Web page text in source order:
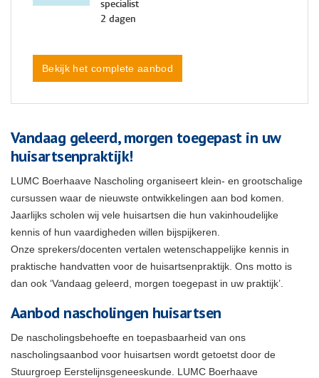
specialist
2 dagen
Bekijk het complete aanbod
Vandaag geleerd, morgen toegepast in uw
huisartsenpraktijk!
LUMC Boerhaave Nascholing organiseert klein- en grootschalige
cursussen waar de nieuwste ontwikkelingen aan bod komen.
Jaarlijks scholen wij vele huisartsen die hun vakinhoudelijke
kennis of hun vaardigheden willen bijspijkeren.
Onze sprekers/docenten vertalen wetenschappelijke kennis in
praktische handvatten voor de huisartsenpraktijk. Ons motto is
dan ook ‘Vandaag geleerd, morgen toegepast in uw praktijk’.
Aanbod nascholingen huisartsen
De nascholingsbehoefte en toepasbaarheid van ons
nascholingsaanbod voor huisartsen wordt getoetst door de
Stuurgroep Eerstelijnsgeneeskunde. LUMC Boerhaave